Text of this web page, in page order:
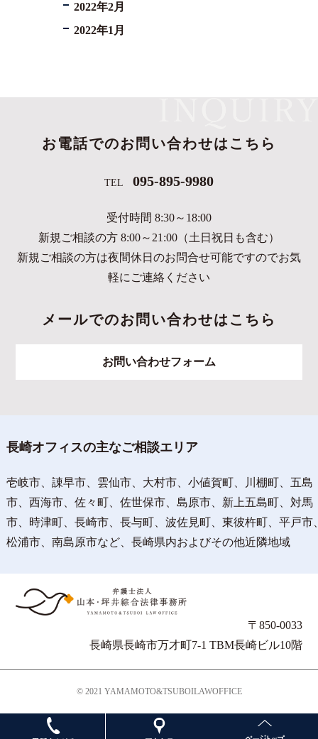
2022年2月
2022年1月
お電話でのお問い合わせはこちら
TEL 095-895-9980
受付時間 8:30～18:00
新規ご相談の方 8:00～21:00（土日祝日も含む）
新規ご相談の方は夜間休日のお問合せ可能ですのでお気
軽にご連絡ください
メールでのお問い合わせはこちら
お問い合わせフォーム
長崎オフィスの主なご相談エリア
壱岐市、諌早市、雲仙市、大村市、小値賀町、川棚町、五島
市、西海市、佐々町、佐世保市、島原市、新上五島町、対馬
市、時津町、長崎市、長与町、波佐見町、東彼杵町、平戸市
松浦市、南島原市など、長崎県内およびその他近隣地域
〒850-0033
長崎県長崎市万才町7-1 TBM長崎ビル10階
© 2021 YAMAMOTO&TSUBOILAWOFFICE